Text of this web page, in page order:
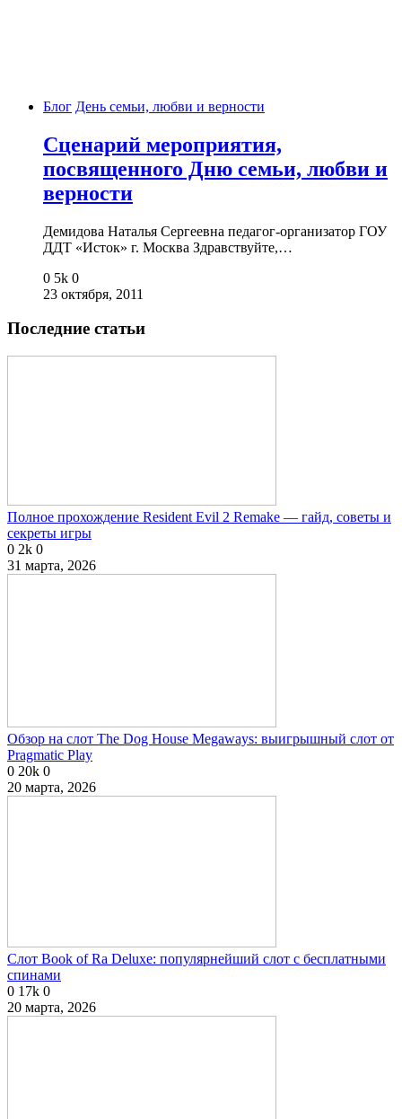
Блог День семьи, любви и верности
Сценарий мероприятия,
посвященного Дню семьи, любви и
верности
Демидова Наталья Сергеевна педагог-организатор ГОУ
ДДТ «Исток» г. Москва Здравствуйте,…
0 5k 0
23 октября, 2011
Последние статьи
Полное прохождение Resident Evil 2 Remake — гайд, советы и
секреты игры
0 2k 0
31 марта, 2026
Обзор на слот The Dog House Megaways: выигрышный слот от
Pragmatic Play
0 20k 0
20 марта, 2026
Слот Book of Ra Deluxe: популярнейший слот с бесплатными
спинами
0 17k 0
20 марта, 2026